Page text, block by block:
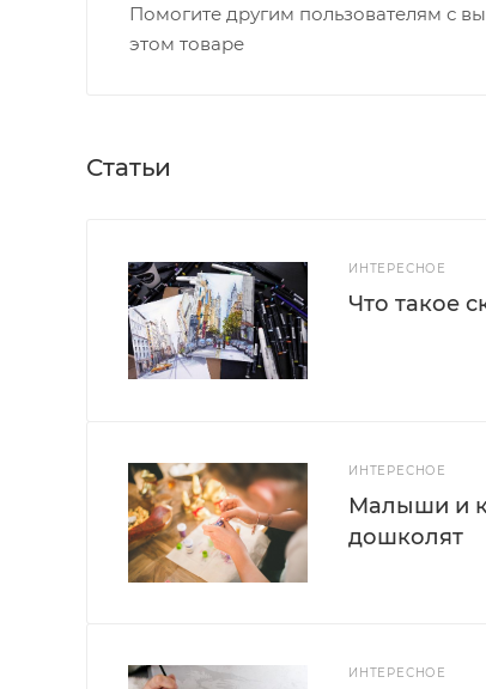
Помогите другим пользователям с
этом товаре
Статьи
ИНТЕРЕСНОЕ
Что такое
ИНТЕРЕСНОЕ
Малыши и
дошколят
ИНТЕРЕСНОЕ